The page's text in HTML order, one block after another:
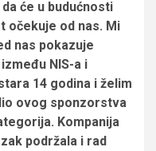
će u budućnosti
očekuje od nas. Mi
nas pokazuje
NIS-a i
14 godina i želim
ovog sponzorstva
Kompanija
podržala i rad